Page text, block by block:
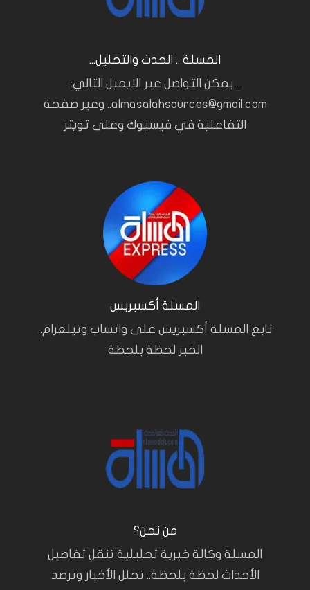
المسلة .. الحدث والتحليل...
.. يمكن التواصل عبر الايميل التالي:
almasalahsources@gmail.com.. وعبر صفحة
التفاعلية في فيسبوك وعلى تويتر
المسلة أكسبريس
تابع المسلة أكسبريس على واتساب وتيلغرام..
الخبر لحظة بلحظة
من نحن؟
المسلة وكالة خبرية تحليلية تنقل تفاصيل
الأحداث لحظة بلحظة.. تحلل الأخبار وترصد